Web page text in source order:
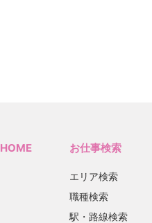
HOME お仕事検索
エリア検索
職種検索
駅・路線検索